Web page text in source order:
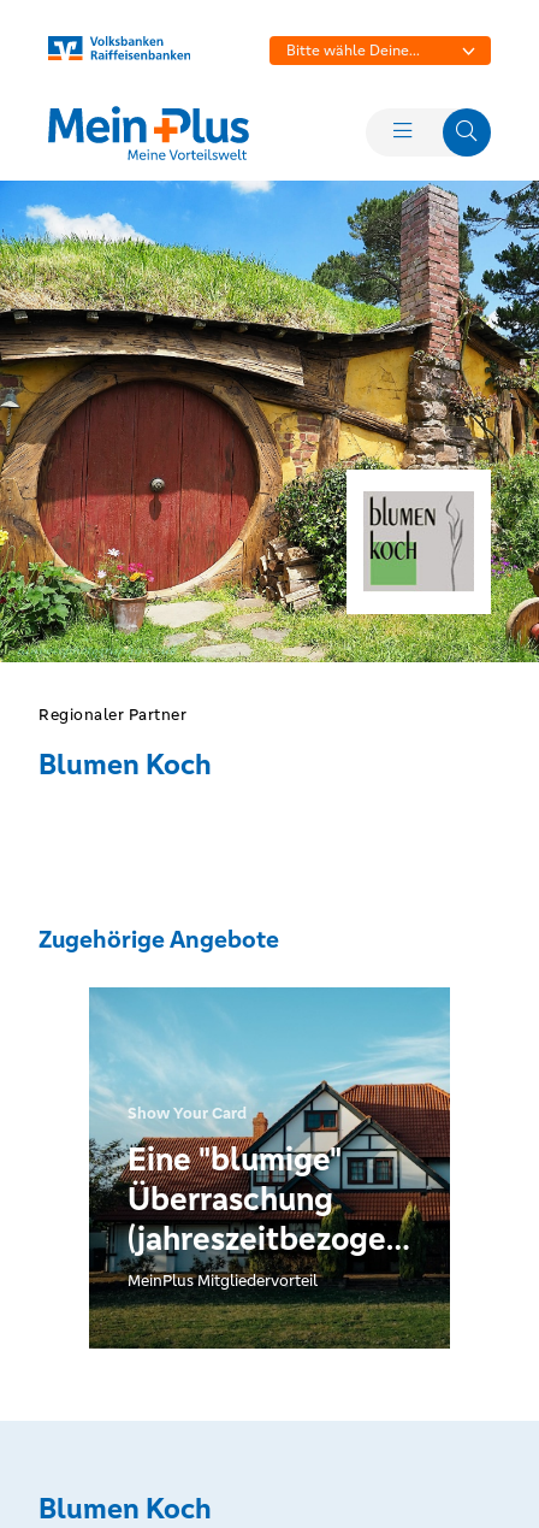
Bitte wähle Deine
Regionaler Partner
Blumen Koch
Zugehörige Angebote
Show Your Card
Eine "blumige"
Überraschung
(jahreszeitbezogen)
bei jedem Einkauf
ab 20 €
MeinPlus Mitgliedervorteil
Blumen Koch